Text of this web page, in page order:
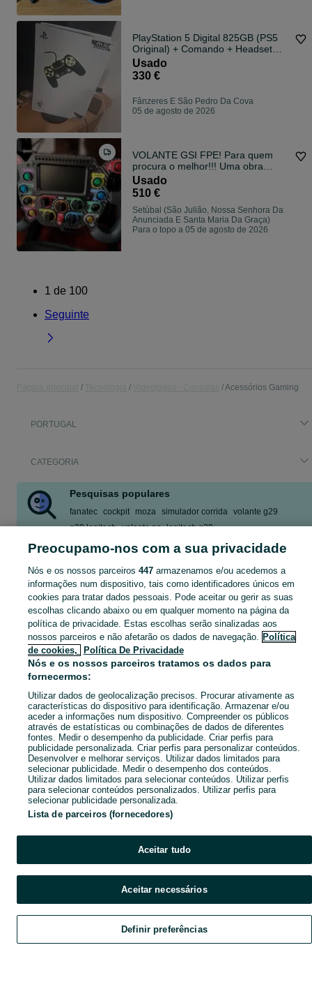
PlayStation 5 Digital 825GB (PS5
Original) + Comando + Headset
Pulse 3D + Base NPLAY
Usado
330 €
Fânzeres E São Pedro Da Cova
05 de agosto de 2026
VOLANTE GSI FPE! Para quem
procura o melhor!!! Uma obra
prima!
Usado
510 €
Setúbal (São Julião, Nossa Senhora Da
Anunciada E Santa Maria Da Graça)
Para o topo a 05 de agosto de 2026
1 de 100
Seguinte
Acessórios Gaming
PORTUGAL
CATEGORIA
Pesquisas populares
fanatec cockpit moza simulador corrida volante g29
g29 logitech volante pc logitech g29
Mostrar Mais
Encontre as melhores ofertas em Acessórios Gaming no OLX Portugal. Explore anúncios atualizados diariamente, compre e venda grátis na sua categoria favorita! Mostrar
Mapa do site
Mapa das freguesias
Mapa de mini-sites
Pesquisas populares
Explorar Favoritos Vender Chat Conta
Preocupamo-nos com a sua privacidade
Nós e os nossos parceiros 447armazenamos e/ou acedemos a
informações num dispositivo, tais como identificadores únicos em
cookies para tratar dados pessoais. Pode aceitar ou gerir as suas
escolhas clicando abaixo ou em qualquer momento na página da
política de privacidade. Estas escolhas serão sinalizadas aos
nossos parceiros e não afetarão os dados de navegação. Política
de cookies,
Política De Privacidade
Nós e os nossos parceiros tratamos os dados para
fornecermos:
Utilizar dados de geolocalização precisos. Procurar ativamente as
características do dispositivo para identificação. Armazenar e/ou
aceder a informações num dispositivo. Compreender os públicos
através de estatísticas ou combinações de dados de diferentes
fontes. Medir o desempenho da publicidade. Criar perfis para
publicidade personalizada. Criar perfis para personalizar conteúdos.
Desenvolver e melhorar serviços. Utilizar dados limitados para
selecionar publicidade. Medir o desempenho dos conteúdos.
Utilizar dados limitados para selecionar conteúdos. Utilizar perfis
para selecionar conteúdos personalizados. Utilizar perfis para
selecionar publicidade personalizada.
Lista de parceiros (fornecedores)
Aceitar tudo
Aceitar necessários
Definir preferências